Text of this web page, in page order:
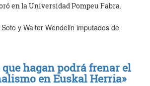
en la Universidad Pompeu Fabra.
y Walter Wendelin imputados de
que hagan podrá frenar el
en Euskal Herria»